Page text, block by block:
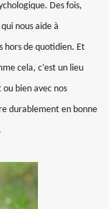
Des fois,
nous aide à
hors de quotidien. Et
cela, c’est un lieu
bien avec nos
durablement en bonne